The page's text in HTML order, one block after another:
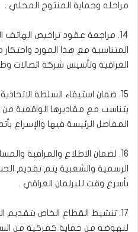
مراحله وحماية المنتوج المحلي .
14. مراجعة عقود تراخيص الهاتف
المتناسبة مع هذا المورد واحتكار
العراقية وتأسيس شركة اتصالات
15. ضمان استيفاء السلطة
يتناسب مع مقاديرها الواقعية من
المفاصل الرئيسة فيها والإسراع
16. لضمان الاطلاع والمراقبة
الرسمية والشعبية يتم تقديم
بأسرع وقت للبرلمان العراقي .
17. تنشيط القطاع الخاص بتقديم
لنهوضه من حماية كمركية من